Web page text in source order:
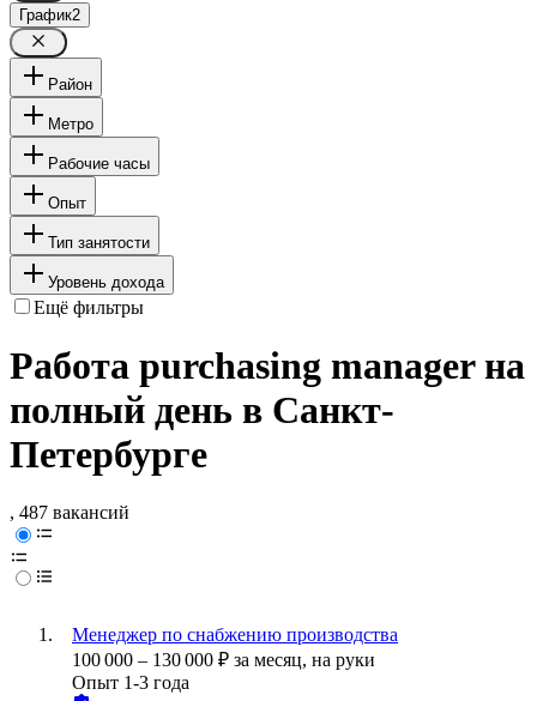
График2
Район
Метро
Рабочие часы
Опыт
Тип занятости
Уровень дохода
Ещё фильтры
Работа purchasing manager на
полный день в Санкт-
Петербурге
, 487 вакансий
Менеджер по снабжению производства
100 000 – 130 000 ₽ за месяц, на руки
Опыт 1-3 года